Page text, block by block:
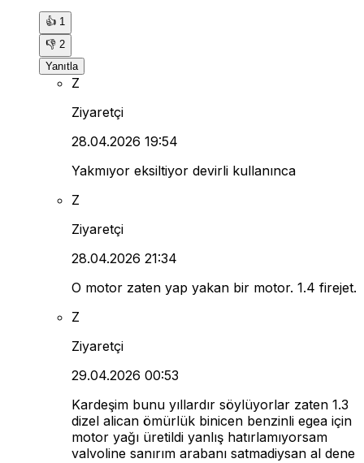
👍 1
👎 2
Yanıtla
Z
Ziyaretçi
28.04.2026 19:54
Yakmıyor eksiltiyor devirli kullanınca
Z
Ziyaretçi
28.04.2026 21:34
O motor zaten yap yakan bir motor. 1.4 firejet.
Z
Ziyaretçi
29.04.2026 00:53
Kardeşim bunu yıllardır söylüyorlar zaten 1.3
dizel alican ömürlük binicen benzinli egea için
motor yağı üretildi yanlış hatırlamıyorsam
valvoline sanırım arabanı satmadiysan al dene